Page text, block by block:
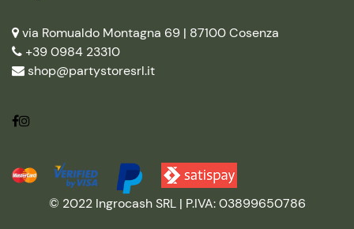
via Romualdo Montagna 69 | 87100 Cosenza
+39 0984 23310
shop@partystoresrl.it
© 2022 Ingrocash SRL | P.IVA: 03899650786